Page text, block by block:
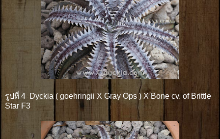
รูปที่ 4 Dyckia ( goehringii X Gray Ops ) X Bone cv. of Brittle
Star F3